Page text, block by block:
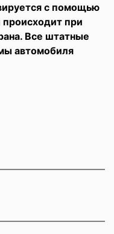
с помощью
происходит при
Все штатные
автомобиля